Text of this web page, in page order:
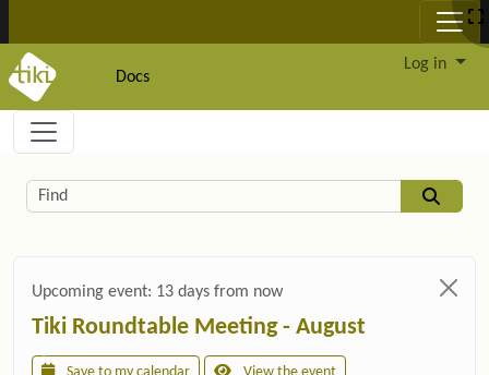
Docs
Log in
Navigation and related functionality and
Related content
Find
Upcoming event: 13 days from now
Tiki Roundtable Meeting - August